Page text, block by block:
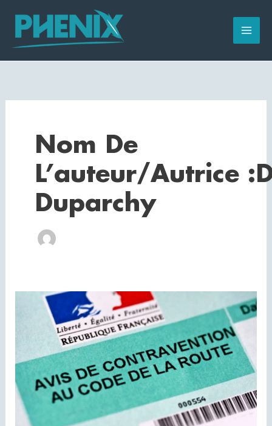
contenu
Nom De
L’auteur/autrice
Duparchy
Modalités
pratiques
dénonciation
des
infractions
routières